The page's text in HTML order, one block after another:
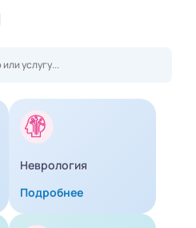
Неврология
Подробнее